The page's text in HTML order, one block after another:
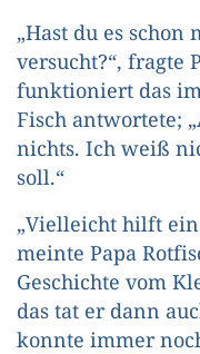
„Hast du es schon
versucht?“, fragte
funktioniert das
Fisch antwortete;
nichts. Ich weiß
soll.“
„Vielleicht hilft
meinte Papa
Geschichte vom
das tat er dann
konnte immer